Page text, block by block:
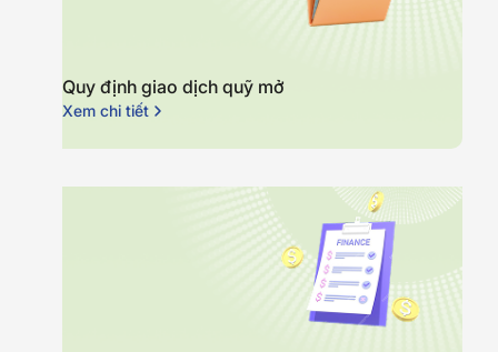
Quy định giao dịch quỹ mở
Xem chi tiết